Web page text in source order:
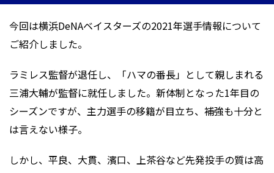
今回は横浜DeNAベイスターズの2021年選手情報について
ご紹介しました。
ラミレス監督が退任し、「ハマの番長」として親しまれる
三浦大輔が監督に就任しました。新体制となった1年目の
シーズンですが、主力選手の移籍が目立ち、補強も十分と
は言えない様子。
しかし、平良、大貫、濱口、上茶谷など先発投手の質は高